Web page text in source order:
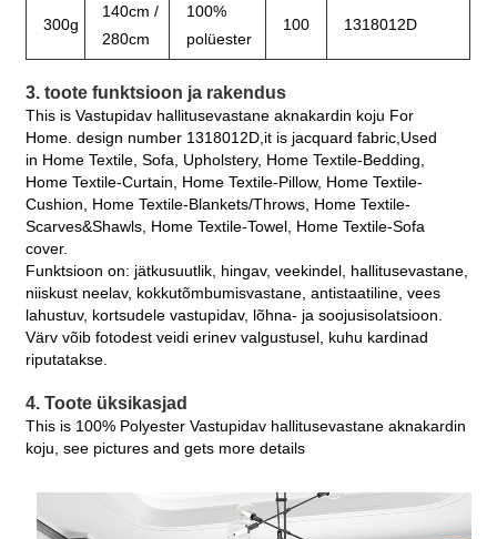
300g
140cm /
280cm
100%
polüester
100 1318012D
3. toote funktsioon ja rakendus
This is Vastupidav hallitusevastane aknakardin koju For
Home. design number 1318012D,it is jacquard fabric,Used
in Home Textile, Sofa, Upholstery, Home Textile-Bedding,
Home Textile-Curtain, Home Textile-Pillow, Home Textile-
Cushion, Home Textile-Blankets/Throws, Home Textile-
Scarves&Shawls, Home Textile-Towel, Home Textile-Sofa
cover.
Funktsioon on: jätkusuutlik, hingav, veekindel, hallitusevastane,
niiskust neelav, kokkutõmbumisvastane, antistaatiline, vees
lahustuv, kortsudele vastupidav, lõhna- ja soojusisolatsioon.
Värv võib fotodest veidi erinev valgustusel, kuhu kardinad
riputatakse.
4. Toote üksikasjad
This is 100% Polyester Vastupidav hallitusevastane aknakardin
koju, see pictures and gets more details